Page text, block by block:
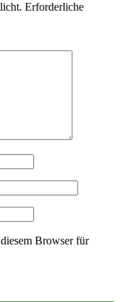
Erforderliche
Browser für